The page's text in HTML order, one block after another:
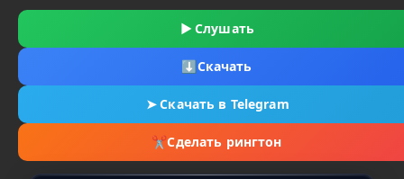
▶ Слушать
⬇Скачать
➤Скачать в Telegram
✂Сделать рингтон